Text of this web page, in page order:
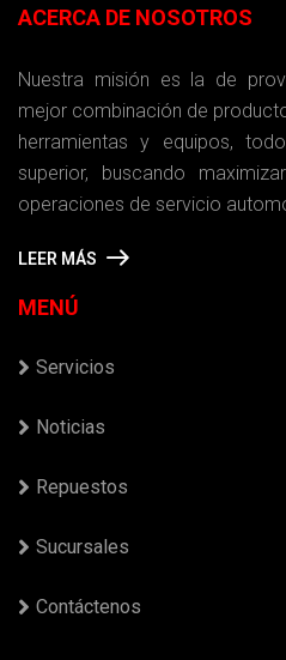
ACERCA DE NOSOTROS
Nuestra misión es la de
mejor combinación de
herramientas y equipos,
superior, buscando
operaciones de servicio
LEER MÁS
MENÚ
Servicios
Noticias
Repuestos
Sucursales
Contáctenos